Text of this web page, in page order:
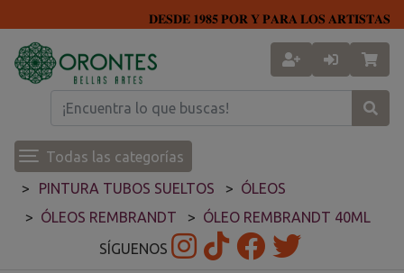
𝐃𝐄𝐒𝐃𝐄 𝟏𝟗𝟖𝟓 𝐏𝐎𝐑 𝐘 𝐏𝐀𝐑𝐀 𝐋𝐎𝐒 𝐀𝐑𝐓𝐈𝐒𝐓𝐀𝐒
Todas las categorías
PINTURA TUBOS SUELTOS
ÓLEOS
ÓLEOS REMBRANDT
ÓLEO REMBRANDT 40ML
SÍGUENOS